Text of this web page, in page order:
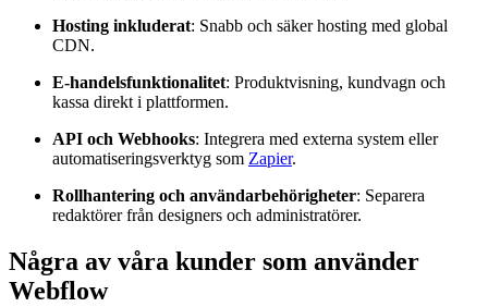
Hosting inkluderat: Snabb och säker hosting med global
CDN.
E-handelsfunktionalitet: Produktvisning, kundvagn och
kassa direkt i plattformen.
API och Webhooks: Integrera med externa system eller
automatiseringsverktyg som Zapier.
Rollhantering och användarbehörigheter: Separera
redaktörer från designers och administratörer.
Några av våra kunder som använder
Webflow